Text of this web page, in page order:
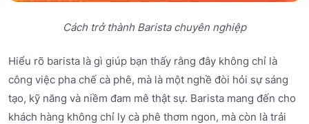
Cách trở thành Barista chuyên nghiệp
Hiểu rõ barista là gì giúp bạn thấy rằng đây không chỉ là
công việc pha chế cà phê, mà là một nghề đòi hỏi sự sáng
tạo, kỹ năng và niềm đam mê thật sự. Barista mang đến cho
khách hàng không chỉ ly cà phê thơm ngon, mà còn là trải